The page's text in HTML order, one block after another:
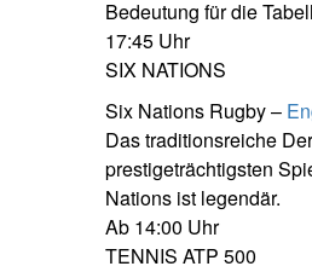
Bedeutung für die
17:45 Uhr
SIX NATIONS
Six Nations Rugby –
Das traditionsreiche
prestigeträchtigsten
Nations ist legendär.
Ab 14:00 Uhr
TENNIS ATP 500